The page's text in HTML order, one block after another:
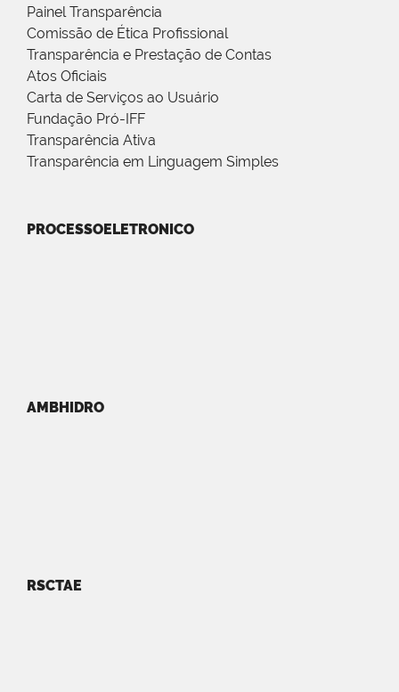
Painel Transparência
Comissão de Ética Profissional
Transparência e Prestação de Contas
Atos Oficiais
Carta de Serviços ao Usuário
Fundação Pró-IFF
Transparência Ativa
Transparência em Linguagem Simples
PROCESSOELETRONICO
AMBHIDRO
RSCTAE